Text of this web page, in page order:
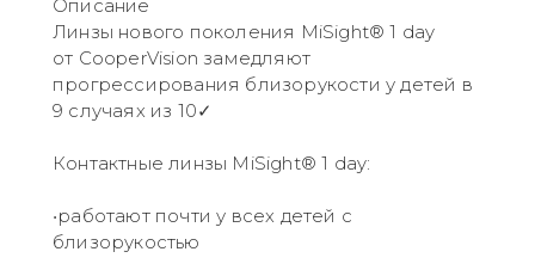
Описание
Линзы нового поколения MiSight® 1 day
от CooperVision замедляют
прогрессирования близорукости у детей в
9 случаях из 10✓
Контактные линзы MiSight® 1 day:
•работают почти у всех детей с
близорукостью